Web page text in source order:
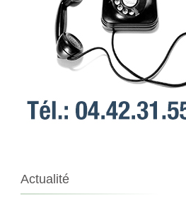
Actualité